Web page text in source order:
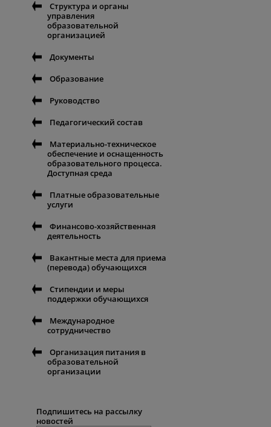
Структура и органы
управления
образовательной
организацией
Документы
Образование
Руководство
Педагогический состав
Материально-техническое
обеспечение и оснащенность
образовательного процесса.
Доступная среда
Платные образовательные
услуги
Финансово-хозяйственная
деятельность
Вакантные места для приема
(перевода) обучающихся
Стипендии и меры
поддержки обучающихся
Международное
сотрудничество
Организация питания в
образовательной
организации
Подпишитесь на рассылку
новостей